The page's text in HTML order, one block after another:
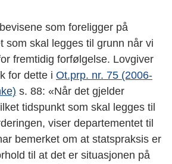
som foreligger på
som skal legges til grunn når vi
fremtidig forfølgelse. Lovgiver
for dette i Ot.prp. nr. 75 (2006-
s. 88: «Når det gjelder
tidspunkt som skal legges til
viser departementet til
bemerket om at statspraksis er
til at det er situasjonen på